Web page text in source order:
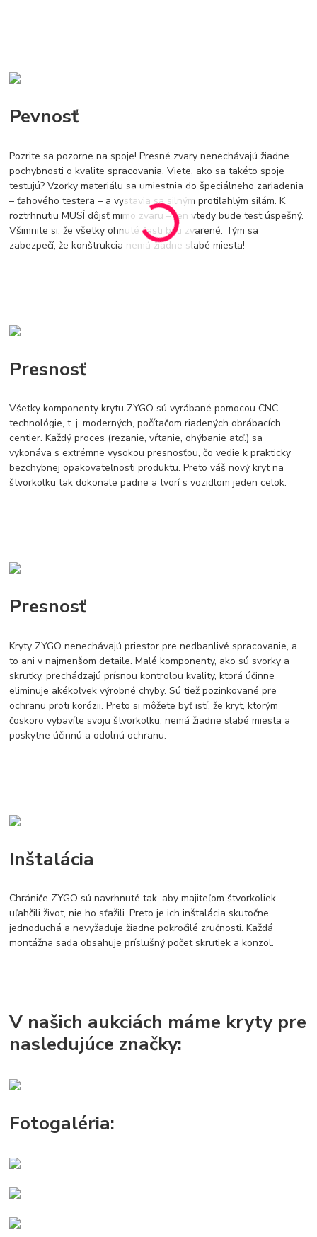
Pevnosť
Pozrite sa pozorne na spoje! Presné zvary nenechávajú žiadne
pochybnosti o kvalite spracovania. Viete, ako sa takéto spoje
testujú? Vzorky materiálu sa umiestnia do špeciálneho zariadenia
– ťahového testera – a vystavia sa silným protiľahlým silám. K
roztrhnutiu MUSÍ dôjsť mimo zvaru – len vtedy bude test úspešný.
Všimnite si, že všetky ohnuté časti boli zvarené. Tým sa
zabezpečí, že konštrukcia nemá žiadne slabé miesta!
Presnosť
Všetky komponenty krytu ZYGO sú vyrábané pomocou CNC
technológie, t. j. moderných, počítačom riadených obrábacích
centier. Každý proces (rezanie, vŕtanie, ohýbanie atď.) sa
vykonáva s extrémne vysokou presnosťou, čo vedie k prakticky
bezchybnej opakovateľnosti produktu. Preto váš nový kryt na
štvorkolku tak dokonale padne a tvorí s vozidlom jeden celok.
Presnosť
Kryty ZYGO nenechávajú priestor pre nedbanlivé spracovanie, a
to ani v najmenšom detaile. Malé komponenty, ako sú svorky a
skrutky, prechádzajú prísnou kontrolou kvality, ktorá účinne
eliminuje akékoľvek výrobné chyby. Sú tiež pozinkované pre
ochranu proti korózii. Preto si môžete byť istí, že kryt, ktorým
čoskoro vybavíte svoju štvorkolku, nemá žiadne slabé miesta a
poskytne účinnú a odolnú ochranu.
Inštalácia
Chrániče ZYGO sú navrhnuté tak, aby majiteľom štvorkoliek
uľahčili život, nie ho sťažili. Preto je ich inštalácia skutočne
jednoduchá a nevyžaduje žiadne pokročilé zručnosti. Každá
montážna sada obsahuje príslušný počet skrutiek a konzol.
V našich aukciách máme kryty pre
nasledujúce značky:
Fotogaléria: